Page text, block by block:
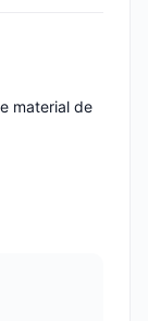
material de